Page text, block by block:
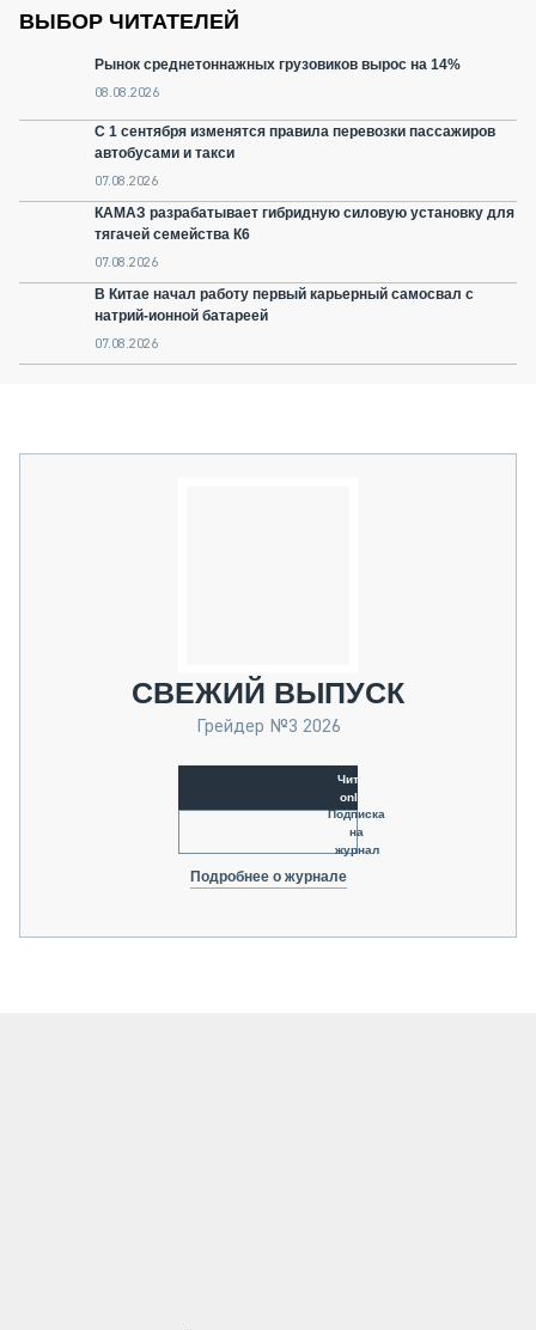
ВЫБОР ЧИТАТЕЛЕЙ
Рынок среднетоннажных грузовиков вырос на 14%
08.08.2026
С 1 сентября изменятся правила перевозки пассажиров
автобусами и такси
07.08.2026
КАМАЗ разрабатывает гибридную силовую установку для
тягачей семейства К6
07.08.2026
В Китае начал работу первый карьерный самосвал с
натрий-ионной батареей
07.08.2026
СВЕЖИЙ ВЫПУСК
Грейдер №3 2026
Читать
online
Подписка
на
журнал
Подробнее о журнале